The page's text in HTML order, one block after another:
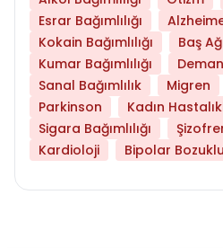
Esrar Bağımlılığı
Kokain Bağımlılığı
Baş
Kumar Bağımlılığı
Sanal Bağımlılık
Migren
Parkinson
Kadın
Sigara Bağımlılığı
Kardioloji
Bipolar